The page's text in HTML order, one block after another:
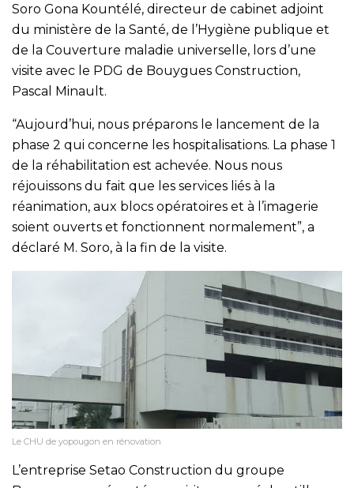
Soro Gona Kountélé, directeur de cabinet adjoint
du ministère de la Santé, de l’Hygiène publique et
de la Couverture maladie universelle, lors d’une
visite avec le PDG de Bouygues Construction,
Pascal Minault.
“Aujourd’hui, nous préparons le lancement de la
phase 2 qui concerne les hospitalisations. La phase 1
de la réhabilitation est achevée. Nous nous
réjouissons du fait que les services liés à la
réanimation, aux blocs opératoires et à l’imagerie
soient ouverts et fonctionnent normalement”, a
déclaré M. Soro, à la fin de la visite.
Le CHU de yopougon en rénovation
L’entreprise Setao Construction du groupe